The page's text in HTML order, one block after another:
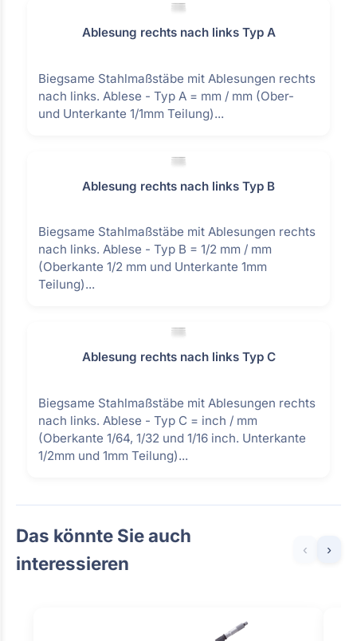
Ablesung rechts nach links Typ A
Biegsame Stahlmaßstäbe mit Ablesungen rechts
nach links. Ablese - Typ A = mm / mm (Ober-
und Unterkante 1/1mm Teilung)...
Ablesung rechts nach links Typ B
Biegsame Stahlmaßstäbe mit Ablesungen rechts
nach links. Ablese - Typ B = 1/2 mm / mm
(Oberkante 1/2 mm und Unterkante 1mm
Teilung)...
Ablesung rechts nach links Typ C
Biegsame Stahlmaßstäbe mit Ablesungen rechts
nach links. Ablese - Typ C = inch / mm
(Oberkante 1/64, 1/32 und 1/16 inch. Unterkante
1/2mm und 1mm Teilung)...
Das könnte Sie auch
interessieren
‹ ›